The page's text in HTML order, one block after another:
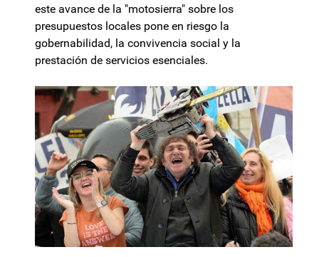
este avance de la "motosierra" sobre los
presupuestos locales pone en riesgo la
gobernabilidad, la convivencia social y la
prestación de servicios esenciales.